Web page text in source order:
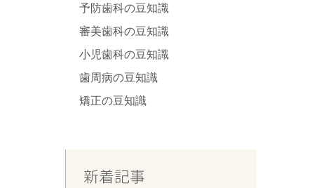
予防歯科の豆知識
審美歯科の豆知識
小児歯科の豆知識
歯周病の豆知識
矯正の豆知識
新着記事